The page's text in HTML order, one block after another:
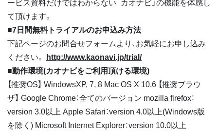
て頂けます。
■7日間無料トライアルのお申込み方法
下記ページのお問合せフォームより、お気軽にお申し込み
ください。 http://www.kaonavi.jp/trial/
■動作環境(カオナビをご利用頂ける環境)
【推奨OS】 WindowsXP, 7, 8 Mac OS X 10.6 【推奨ブラウ
ザ】 Google Chrome：全てのバージョン mozilla firefox：
version 3.0以上 Apple Safari：version 4.0以上(Windows版
を除く) Microsoft Internet Explorer：version 10.0以上